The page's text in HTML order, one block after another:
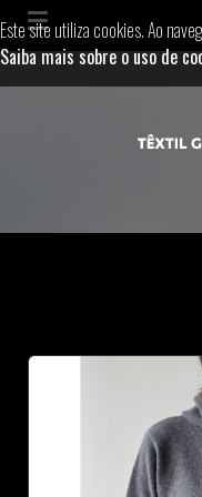
Este site utiliza cookies. Ao
Saiba mais sobre o uso de